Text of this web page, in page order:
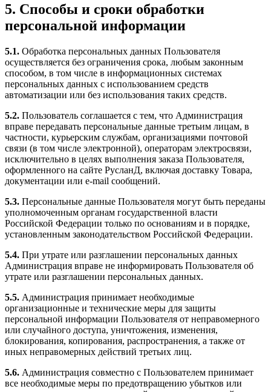
5. Способы и сроки обработки
персональной информации
5.1. Обработка персональных данных Пользователя
осуществляется без ограничения срока, любым законным
способом, в том числе в информационных системах
персональных данных с использованием средств
автоматизации или без использования таких средств.
5.2. Пользователь соглашается с тем, что Администрация
вправе передавать персональные данные третьим лицам, в
частности, курьерским службам, организациями почтовой
связи (в том числе электронной), операторам электросвязи,
исключительно в целях выполнения заказа Пользователя,
оформленного на сайте РусланД, включая доставку Товара,
документации или e-mail сообщений.
5.3. Персональные данные Пользователя могут быть переданы
уполномоченным органам государственной власти
Российской Федерации только по основаниям и в порядке,
установленным законодательством Российской Федерации.
5.4. При утрате или разглашении персональных данных
Администрация вправе не информировать Пользователя об
утрате или разглашении персональных данных.
5.5. Администрация принимает необходимые
организационные и технические меры для защиты
персональной информации Пользователя от неправомерного
или случайного доступа, уничтожения, изменения,
блокирования, копирования, распространения, а также от
иных неправомерных действий третьих лиц.
5.6. Администрация совместно с Пользователем принимает
все необходимые меры по предотвращению убытков или